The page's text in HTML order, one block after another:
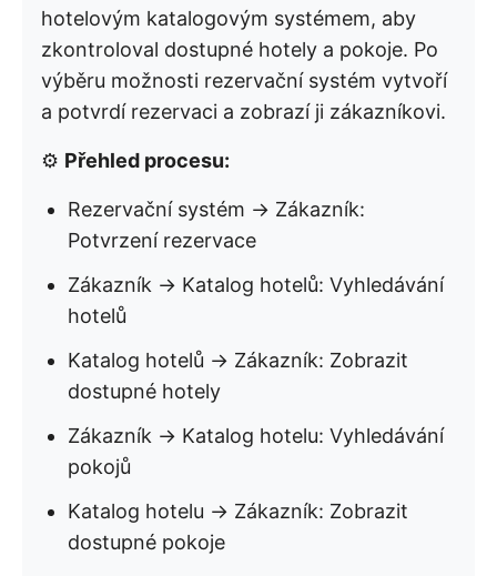
hotelovým katalogovým systémem, aby
zkontroloval dostupné hotely a pokoje. Po
výběru možnosti rezervační systém vytvoří
a potvrdí rezervaci a zobrazí ji zákazníkovi.
⚙️ Přehled procesu:
Rezervační systém → Zákazník:
Potvrzení rezervace
Zákazník → Katalog hotelů: Vyhledávání
hotelů
Katalog hotelů → Zákazník: Zobrazit
dostupné hotely
Zákazník → Katalog hotelu: Vyhledávání
pokojů
Katalog hotelu → Zákazník: Zobrazit
dostupné pokoje